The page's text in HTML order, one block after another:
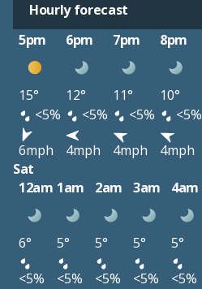
Hourly forecast
5pm
6pm 7pm 8pm
15° 12° 11° 10°
<5%
<5% <5% <5%
6mph
4mph 4mph 4mph
Sat
12am 1am 2am 3am 4am
6° 5° 5° 5° 5°
<5%
<5% <5% <5% <5%